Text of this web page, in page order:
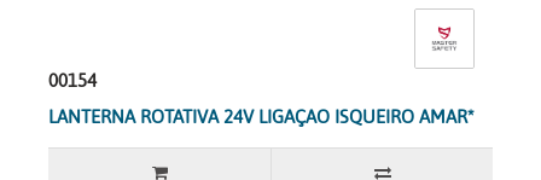
00154
LANTERNA ROTATIVA 24V LIGAÇAO ISQUEIRO AMAR*